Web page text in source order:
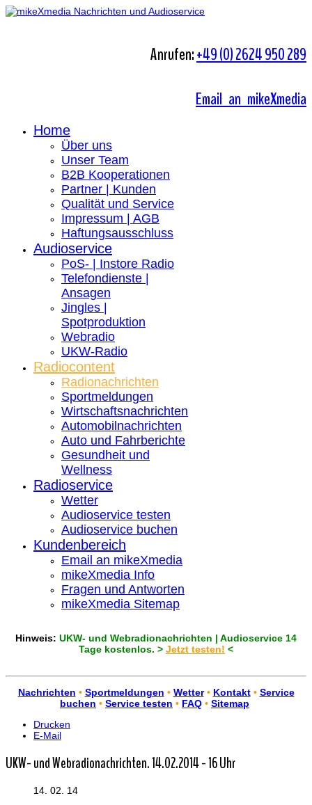
Anrufen:+49 (0) 2624 950 289
Email an mikeXmedia
Home
Über uns
Unser Team
B2B Kooperationen
Partner | Kunden
Qualität und Service
Impressum | AGB
Haftungsausschluss
Audioservice
PoS- | Instore Radio
Telefondienste |
Ansagen
Jingles |
Spotproduktion
Webradio
UKW-Radio
Radiocontent
Radionachrichten
Sportmeldungen
Wirtschaftsnachrichten
Automobilnachrichten
Auto und Fahrberichte
Gesundheit und
Wellness
Radioservice
Wetter
Audioservice testen
Audioservice buchen
Kundenbereich
Email an mikeXmedia
mikeXmedia Info
Fragen und Antworten
mikeXmedia Sitemap
Hinweis: UKW- und Webradionachrichten | Audioservice 14
Tage kostenlos. > Jetzt testen! <
Nachrichten • Sportmeldungen • Wetter• Kontakt • Service
buchen • Service testen • FAQ • Sitemap
Drucken
E-Mail
UKW- und Webradionachrichten. 14.02.2014 - 16 Uhr
14. 02. 14